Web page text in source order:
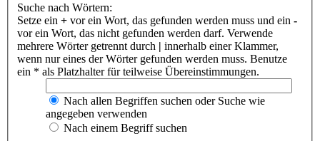
Suche nach Wörtern:
Setze ein + vor ein Wort, das gefunden werden muss und ein -
vor ein Wort, das nicht gefunden werden darf. Verwende
mehrere Wörter getrennt durch | innerhalb einer Klammer,
wenn nur eines der Wörter gefunden werden muss. Benutze
ein * als Platzhalter für teilweise Übereinstimmungen.
Nach allen Begriffen suchen oder Suche wie
angegeben verwenden
Nach einem Begriff suchen